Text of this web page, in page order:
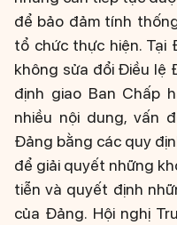
để bảo đảm tính
tổ chức thực hiện. Tại
không sửa đổi Điều lệ
định giao Ban Chấp
nhiều nội dung, vấn
Đảng bằng các quy
để giải quyết những
tiễn và quyết định
của Đảng. Hội nghị